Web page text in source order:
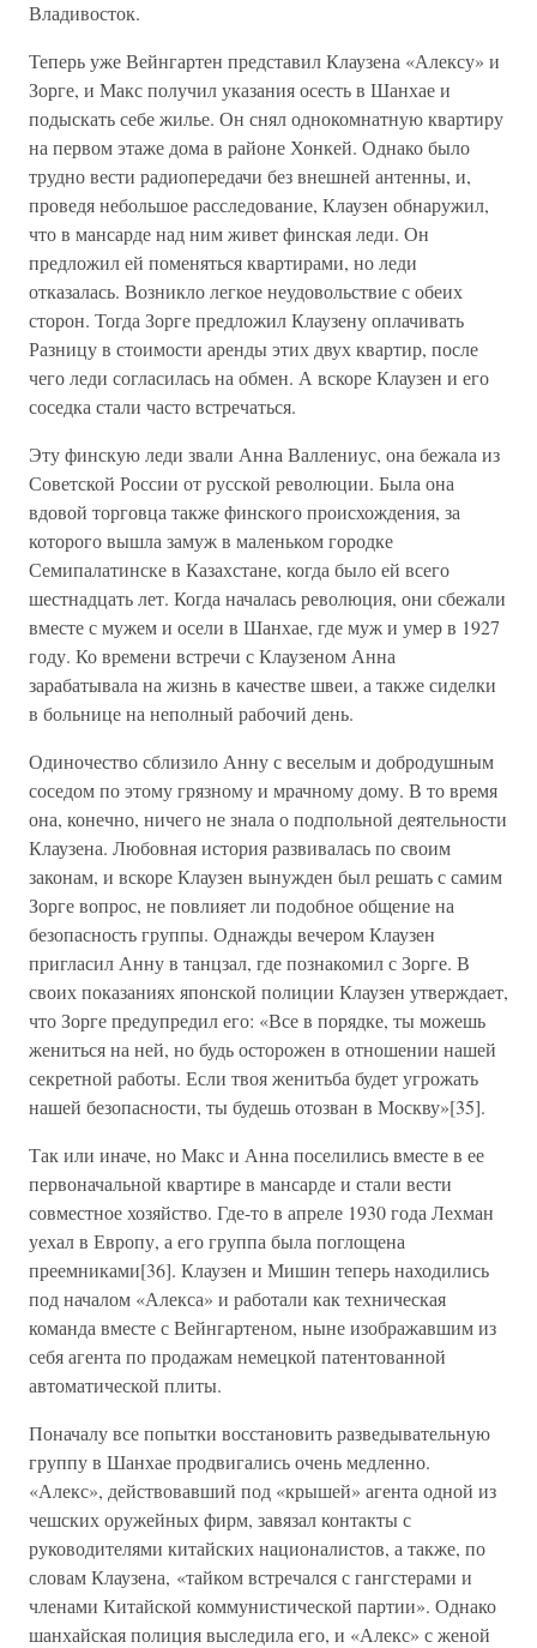
Владивосток.
Теперь уже Вейнгартен представил Клаузена «Алексу» и
Зорге, и Макс получил указания осесть в Шанхае и
подыскать себе жилье. Он снял однокомнатную квартиру
на первом этаже дома в районе Хонкей. Однако было
трудно вести радиопередачи без внешней антенны, и,
проведя небольшое расследование, Клаузен обнаружил,
что в мансарде над ним живет финская леди. Он
предложил ей поменяться квартирами, но леди
отказалась. Возникло легкое неудовольствие с обеих
сторон. Тогда Зорге предложил Клаузену оплачивать
Разницу в стоимости аренды этих двух квартир, после
чего леди согласилась на обмен. А вскоре Клаузен и его
соседка стали часто встречаться.
Эту финскую леди звали Анна Валлениус, она бежала из
Советской России от русской революции. Была она
вдовой торговца также финского происхождения, за
которого вышла замуж в маленьком городке
Семипалатинске в Казахстане, когда было ей всего
шестнадцать лет. Когда началась революция, они сбежали
вместе с мужем и осели в Шанхае, где муж и умер в 1927
году. Ко времени встречи с Клаузеном Анна
зарабатывала на жизнь в качестве швеи, а также сиделки
в больнице на неполный рабочий день.
Одиночество сблизило Анну с веселым и добродушным
соседом по этому грязному и мрачному дому. В то время
она, конечно, ничего не знала о подпольной деятельности
Клаузена. Любовная история развивалась по своим
законам, и вскоре Клаузен вынужден был решать с самим
Зорге вопрос, не повлияет ли подобное общение на
безопасность группы. Однажды вечером Клаузен
пригласил Анну в танцзал, где познакомил с Зорге. В
своих показаниях японской полиции Клаузен утверждает,
что Зорге предупредил его: «Все в порядке, ты можешь
жениться на ней, но будь осторожен в отношении нашей
секретной работы. Если твоя женитьба будет угрожать
нашей безопасности, ты будешь отозван в Москву»[35].
Так или иначе, но Макс и Анна поселились вместе в ее
первоначальной квартире в мансарде и стали вести
совместное хозяйство. Где-то в апреле 1930 года Лехман
уехал в Европу, а его группа была поглощена
преемниками[36]. Клаузен и Мишин теперь находились
под началом «Алекса» и работали как техническая
команда вместе с Вейнгартеном, ныне изображавшим из
себя агента по продажам немецкой патентованной
автоматической плиты.
Поначалу все попытки восстановить разведывательную
группу в Шанхае продвигались очень медленно.
«Алекс», действовавший под «крышей» агента одной из
чешских оружейных фирм, завязал контакты с
руководителями китайских националистов, а также, по
словам Клаузена, «тайком встречался с гангстерами и
членами Китайской коммунистической партии». Однако
шанхайская полиция выследила его, и «Алекс» с женой